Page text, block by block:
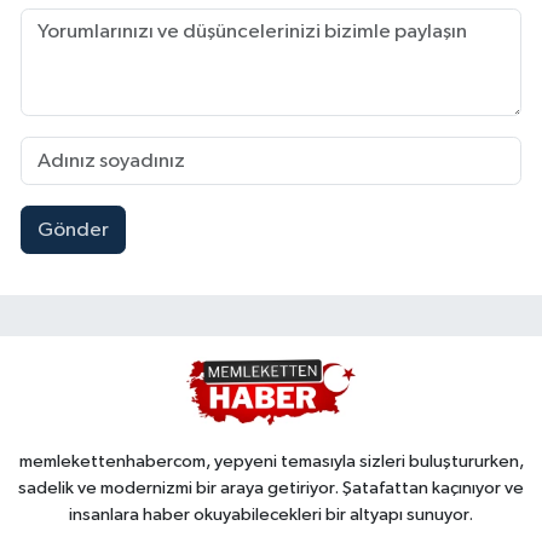
Gönder
memlekettenhabercom, yepyeni temasıyla sizleri buluştururken,
sadelik ve modernizmi bir araya getiriyor. Şatafattan kaçınıyor ve
insanlara haber okuyabilecekleri bir altyapı sunuyor.